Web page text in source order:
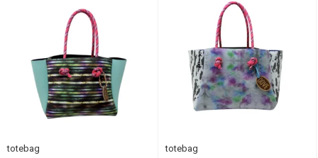
totebag totebag